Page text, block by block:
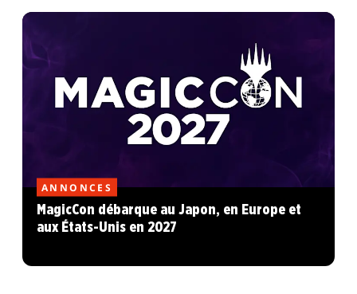
ANNONCES
MagicCon débarque au Japon, en Europe et
aux États-Unis en 2027